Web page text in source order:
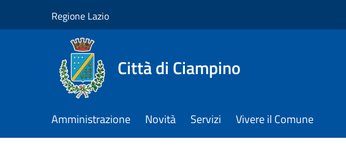
Regione Lazio
Città di Ciampino
Amministrazione Novità Servizi Vivere il Comune